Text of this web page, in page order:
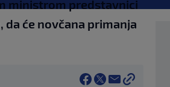
ministrom predstavnici
će novčana primanja